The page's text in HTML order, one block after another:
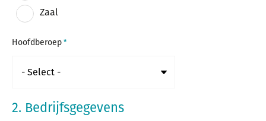
Zaal
Hoofdberoep
2. Bedrijfsgegevens